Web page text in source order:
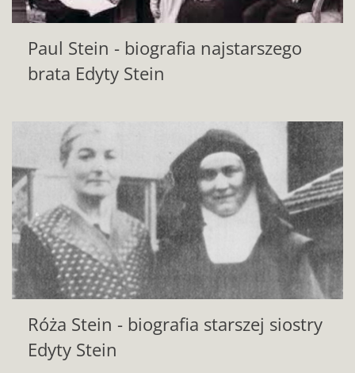
Paul Stein - biografia najstarszego
brata Edyty Stein
Róża Stein - biografia starszej siostry
Edyty Stein